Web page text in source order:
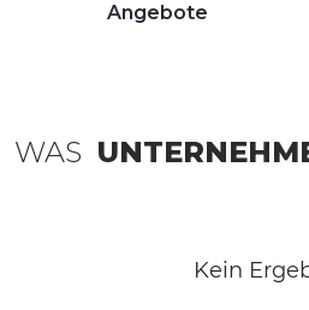
GEBIET
KULTUR
Angebote
WAS
Kein